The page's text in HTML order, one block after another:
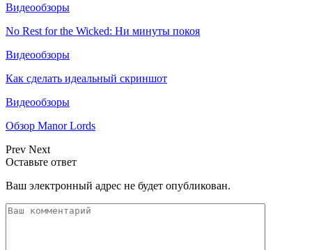
Видеообзоры
No Rest for the Wicked: Ни минуты покоя
Видеообзоры
Как сделать идеальный скриншот
Видеообзоры
Обзор Manor Lords
Prev Next
Оставьте ответ
Ваш электронный адрес не будет опубликован.